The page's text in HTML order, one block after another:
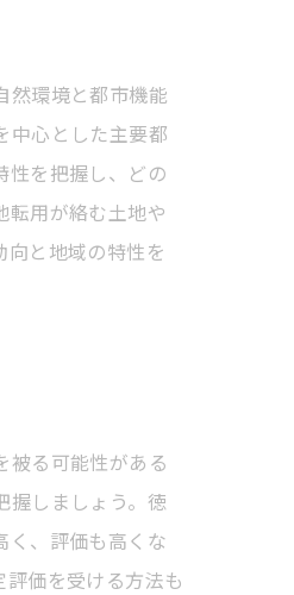
然環境と都市機能
中心とした主要都
性を把握し、どの
転用が絡む土地や
と地域の特性を
被る可能性がある
握しましょう。徳
く、評価も高くな
価を受ける方法も